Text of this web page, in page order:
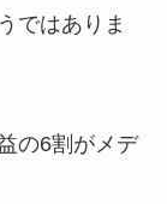
ではありま
の6割がメデ